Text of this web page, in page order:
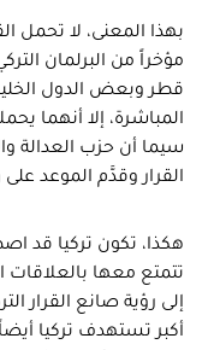
بهذا المعنى، لا تحمل
مؤخراً من البرلمان
قطر وبعض الدول
المباشرة، إلا أنهما
سيما أن حزب العدالة
القرار وقدَّم الموعد على
هكذا، تكون تركيا قد
تتمتع معها بالعلاقات
إلى رؤية صانع القرار
أكبر تستهدف تركيا